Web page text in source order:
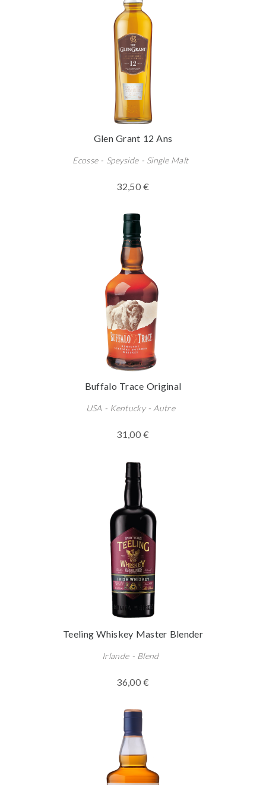
Glen Grant 12 Ans
Ecosse - Speyside - Single Malt
32,50 €
Buffalo Trace Original
USA - Kentucky - Autre
31,00 €
Teeling Whiskey Master Blender
Irlande - Blend
36,00 €